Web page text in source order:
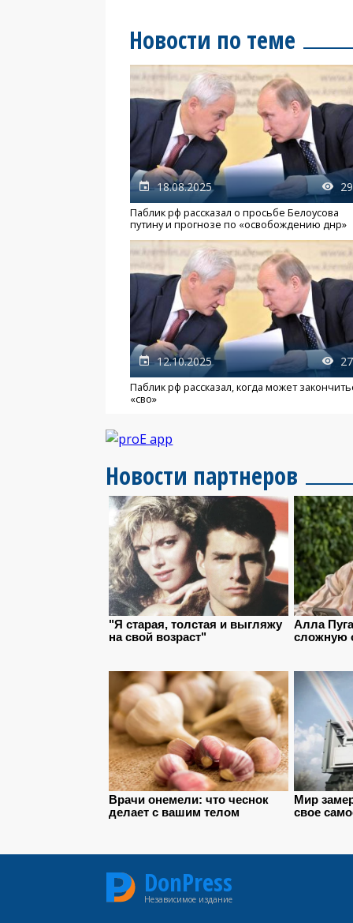
Новости по теме
18.08.2025
Паблик рф рассказал о просьбе Белоусова
путину и прогнозе по «освобождению днр»
12.10.2025
Паблик рф рассказал, когда может
«сво»
Новости партнеров
DonPress
Независимое издание